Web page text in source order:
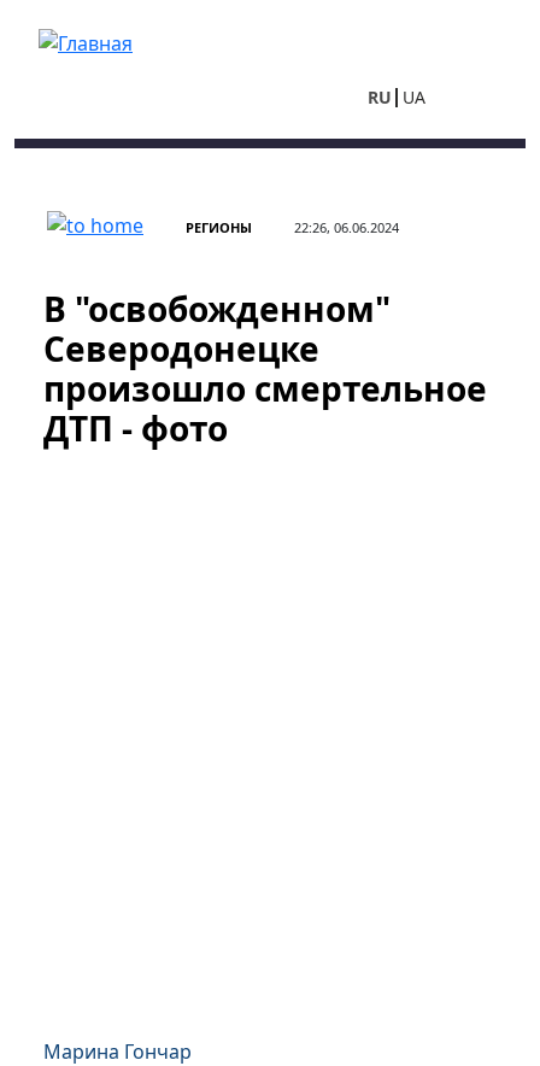
RU UA
РЕГИОНЫ 22:26, 06.06.2024
В "освобожденном"
Северодонецке
произошло смертельное
ДТП - фото
Марина Гончар